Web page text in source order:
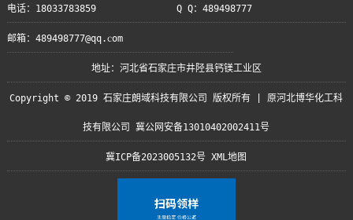
电话：18033783859 Q Q：489498777
邮箱：489498777@qq.com
地址：河北省石家庄市井陉县钙镁工业区
Copyright © 2019 石家庄朗域科技有限公司 版权所有 | 原河北博华化工科
技有限公司 冀公网安备13010402002411号
冀ICP备2023005132号 XML地图